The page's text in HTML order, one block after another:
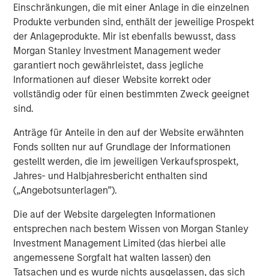
Einschränkungen, die mit einer Anlage in die einzelnen
Produkte verbunden sind, enthält der jeweilige Prospekt
der Anlageprodukte. Mir ist ebenfalls bewusst, dass
Morgan Stanley Investment Management weder
garantiert noch gewährleistet, dass jegliche
Informationen auf dieser Website korrekt oder
vollständig oder für einen bestimmten Zweck geeignet
sind.
Anträge für Anteile in den auf der Website erwähnten
Fonds sollten nur auf Grundlage der Informationen
gestellt werden, die im jeweiligen Verkaufsprospekt,
Jahres- und Halbjahresbericht enthalten sind
(„Angebotsunterlagen”).
Die auf der Website dargelegten Informationen
entsprechen nach bestem Wissen von Morgan Stanley
Investment Management Limited (das hierbei alle
angemessene Sorgfalt hat walten lassen) den
Tatsachen und es wurde nichts ausgelassen, das sich
In 2025, markets navigated a landscape shaped by
disruptive and often conflicting forces. Tariffs fueled
uncertainty across supply chains, growth, and inflation
just as the Fed settled into its rate-cutting mode. Political
gridlock in the U.S. culminated in a historic 43-day
government shutdown—the longest on record. Yet,
through these headwinds, fixed income demonstrated
remarkable resilience, even amid stubbornly tight
returned 8.17% in 2025 —its strongest performance since
2020 (and second-best since 2008)—marking a sharp
rebound from the losses during the Fed’s rate-hiking
cycle in 2022.
level spreads remains intact, but we anticipate greater
dispersion across both macro and credit positions. While
headlines emphasize tight corporate spreads, we believe
structural factors will help sustain these levels—yet